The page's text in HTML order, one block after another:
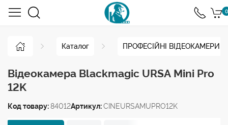
0
Каталог ПРОФЕСІЙНІ ВІДЕОКАМЕРИ
Відеокамера Blackmagic URSA Mini Pro
12K
Код товару:84012Артикул:CINEURSAMUPRO12K